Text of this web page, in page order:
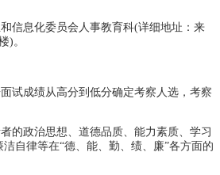
信息化委员会人事教育科(详细地址：来
)。
试成绩从高分到低分确定考察人选，考察
的政治思想、道德品质、能力素质、学习
自律等在“德、能、勤、绩、廉”各方面的